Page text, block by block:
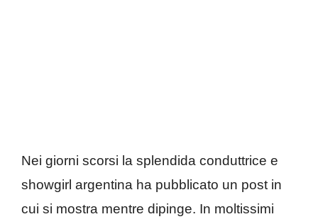
Nei giorni scorsi la splendida conduttrice e
showgirl argentina ha pubblicato un post in
cui si mostra mentre dipinge. In moltissimi